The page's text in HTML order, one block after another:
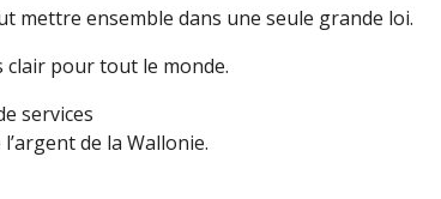
mettre ensemble dans une seule grande loi.
clair pour tout le monde.
services
de la Wallonie.